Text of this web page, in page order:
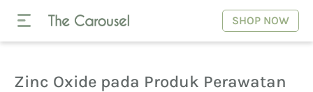
SHOP NOW
Zinc Oxide pada Produk Perawatan